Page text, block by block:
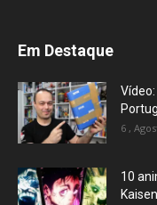
Em Destaque
6 ,
10
Kaisen